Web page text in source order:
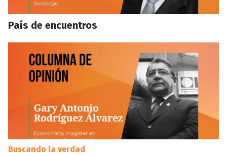
País de encuentros
Buscando la verdad